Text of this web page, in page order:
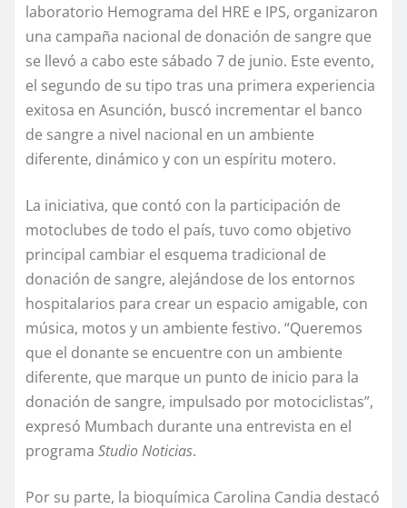
laboratorio Hemograma del HRE e IPS, organizaron
una campaña nacional de donación de sangre que
se llevó a cabo este sábado 7 de junio. Este evento,
el segundo de su tipo tras una primera experiencia
exitosa en Asunción, buscó incrementar el banco
de sangre a nivel nacional en un ambiente
diferente, dinámico y con un espíritu motero.
La iniciativa, que contó con la participación de
motoclubes de todo el país, tuvo como objetivo
principal cambiar el esquema tradicional de
donación de sangre, alejándose de los entornos
hospitalarios para crear un espacio amigable, con
música, motos y un ambiente festivo. “Queremos
que el donante se encuentre con un ambiente
diferente, que marque un punto de inicio para la
donación de sangre, impulsado por motociclistas”,
expresó Mumbach durante una entrevista en el
programa Studio Noticias.
Por su parte, la bioquímica Carolina Candia destacó